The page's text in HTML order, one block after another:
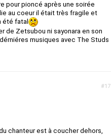
pour pioncé après une soirée
au coeur il était très fragile et
été fatal
de Zetsubou ni sayonara en son
musiques avec The Studs
#17
chanteur est à coucher dehors,